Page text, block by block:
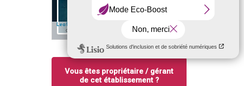
Leaflet
— Source: Esri, i-cubed, USDA, USGS, AEX,
GeoEye, Getmapping, Aerogrid, IGN, IGP, UPR-EGP, and the GIS User
Vous êtes propriétaire / gérant
de cet établissement ?